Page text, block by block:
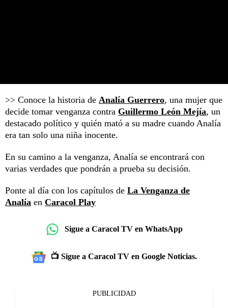
>> Conoce la historia de Analía Guerrero, una mujer que
decide tomar venganza contra Guillermo León Mejía, un
destacado político y quién mató a su madre cuando Analía
era tan solo una niña inocente.
En su camino a la venganza, Analía se encontrará con
varias verdades que pondrán a prueba su decisión.
Ponte al día con los capítulos de La Venganza de
Analía en Caracol Play
Sigue a Caracol TV en WhatsApp
📺 Sigue a Caracol TV en Google Noticias.
PUBLICIDAD